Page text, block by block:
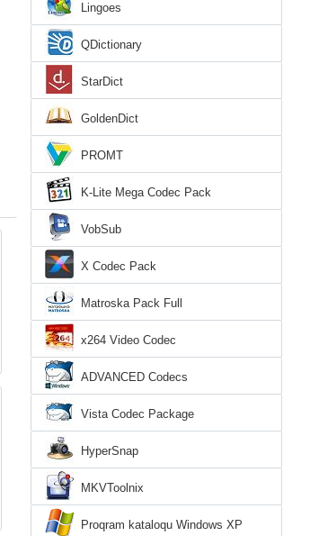
Lingoes
QDictionary
StarDict
GoldenDict
PROMT
K-Lite Mega Codec Pack
VobSub
X Codec Pack
Matroska Pack Full
x264 Video Codec
ADVANCED Codecs
Vista Codec Package
HyperSnap
MKVToolnix
Proqram kataloqu Windows XP